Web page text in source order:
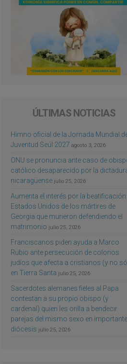
ÚLTIMAS NOTICIAS
Himno oficial de la Jornada Mundial
Juventud Seúl 2027 agosto 3, 2026
ONU se pronuncia ante caso de
católico desaparecido por la
nicaragüense julio 25, 2026
Aumenta el interés por la beatificación
Estados Unidos de los mártires de
Georgia que murieron defendiendo el
matrimonio julio 25, 2026
Franciscanos piden ayuda a Marco
Rubio ante persecución de colonos
judíos que afecta a cristianos (y no
en Tierra Santa julio 25, 2026
Sacerdotes alemanes fieles al Papa
contestan a su propio obispo (y
cardenal) quien les orilla a bendecir
parejas del mismo sexo en importante
diócesis julio 25, 2026